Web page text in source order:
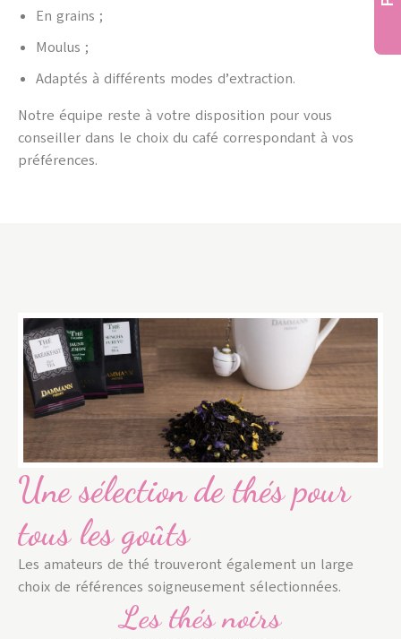
En grains ;
Moulus ;
Adaptés à différents modes d’extraction.
Notre équipe reste à votre disposition pour vous
conseiller dans le choix du café correspondant à vos
préférences.
Une sélection de thés pour
tous les goûts
Les amateurs de thé trouveront également un large
choix de références soigneusement sélectionnées.
Les thés noirs